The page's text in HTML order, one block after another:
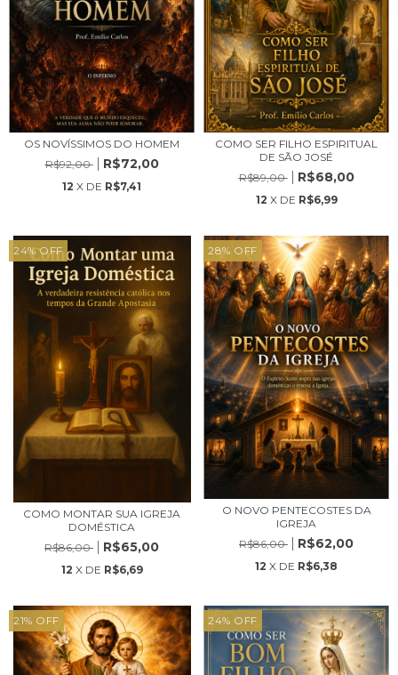
OS NOVÍSSIMOS DO HOMEM
R$92,00
R$72,00
12 X DE R$7,41
COMO SER FILHO ESPIRITUAL
DE SÃO JOSÉ
R$89,00
R$68,00
12 X DE R$6,99
24% OFF
COMO MONTAR SUA IGREJA
DOMÉSTICA
R$86,00
R$65,00
12 X DE R$6,69
28% OFF
O NOVO PENTECOSTES DA
IGREJA
R$86,00
R$62,00
12 X DE R$6,38
21% OFF 24% OFF